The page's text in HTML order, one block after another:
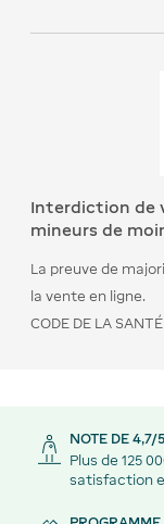
Interdiction de
mineurs de
La preuve de
la vente en ligne.
CODE DE LA
NOTE DE 4,7/
Plus de 125
satisfaction